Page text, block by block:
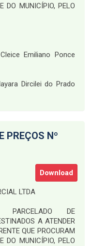
DO MUNICÍPIO, PELO
Cleice Emiliano Ponce
Dircilei do Prado
PREÇOS Nº
Download
LTDA
PARCELADO DE
A ATENDER
QUE PROCURAM
DO MUNICÍPIO, PELO